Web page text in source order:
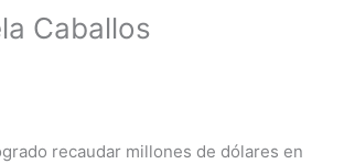
Caballos
recaudar millones de dólares en